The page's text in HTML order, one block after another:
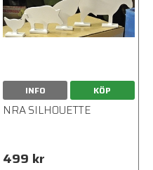
INFO KÖP
NRA SILHOUETTE
499 kr